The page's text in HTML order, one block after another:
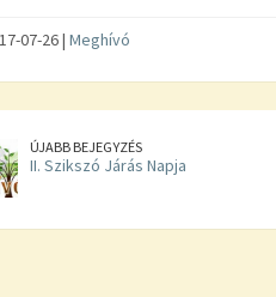
07-26 | Meghívó
ÚJABB BEJEGYZÉS
II. Szikszó Járás Napja